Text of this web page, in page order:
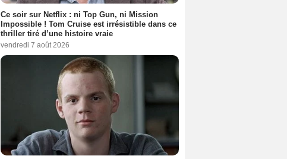
Ce soir sur Netflix : ni Top Gun, ni Mission
Impossible ! Tom Cruise est irrésistible dans ce
thriller tiré d’une histoire vraie
vendredi 7 août 2026